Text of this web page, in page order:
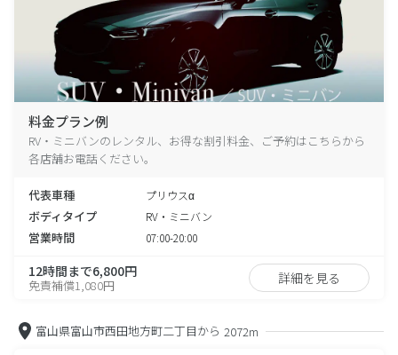
料金プラン例
RV・ミニバンのレンタル、お得な割引料金、ご予約はこちらから
各店舗お電話ください。
代表車種 プリウスα
ボディタイプ RV・ミニバン
営業時間 07:00-20:00
12時間まで6,800円
免責補償1,080円 詳細を見る
富山県富山市西田地方町二丁目から 2072m